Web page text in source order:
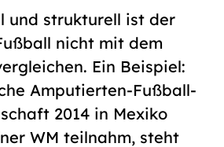
und strukturell ist der
nicht mit dem
Ein Beispiel:
Amputierten-Fußball-
2014 in Mexiko
WM teilnahm, steht